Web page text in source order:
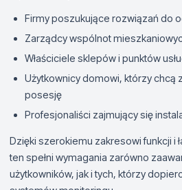
Firmy poszukujące rozwiązań do
Zarządcy wspólnot
Właściciele sklepów i punktów
Użytkownicy domowi, którzy chcą
posesję
Profesjonaliści zajmujący się
Dzięki szerokiemu zakresowi funkcji i
ten spełni wymagania zarówno
użytkowników, jak i tych, którzy